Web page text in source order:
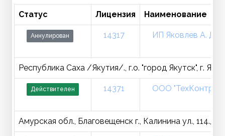
Статус Лицензия Наименование
Аннулирован 14317 ИП Яковлев А. Д.
Республика Саха /Якутия/., г.о. "город Якутск", г.
Действителен 14371 ООО
Амурская обл., Благовещенск г., Калинина ул., 114.,